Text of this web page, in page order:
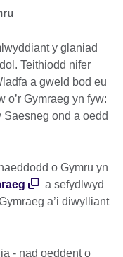
y glaniad
Teithiodd nifer
a gweld bod eu
o’r Gymraeg yn fyw:
Saesneg ond a oedd
o Gymru yn
a sefydlwyd
a’i diwylliant
- nad oeddent o